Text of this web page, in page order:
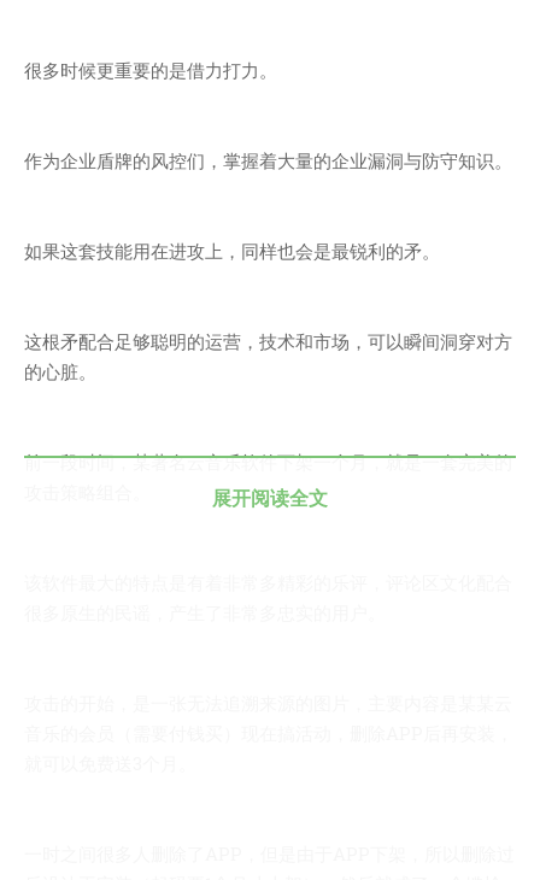
很多时候更重要的是借力打力。
作为企业盾牌的风控们，掌握着大量的企业漏洞与防守知识。
如果这套技能用在进攻上，同样也会是最锐利的矛。
这根矛配合足够聪明的运营，技术和市场，可以瞬间洞穿对方
的心脏。
前一段时间，某著名云音乐软件下架一个月，就是一套完美的
展开阅读全文